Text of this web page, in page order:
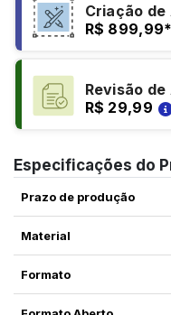
Criação
R$ 899,99*
Revisão
R$ 29,99
Especificações do
Prazo de produção
Material
Formato